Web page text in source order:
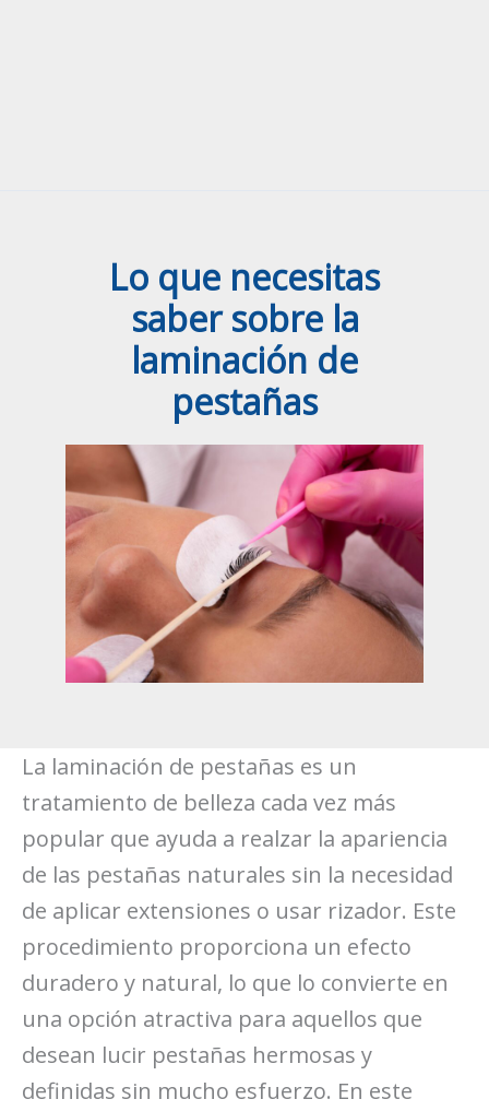
Lo que necesitas
saber sobre la
laminación de
pestañas
La laminación de pestañas es un
tratamiento de belleza cada vez más
popular que ayuda a realzar la apariencia
de las pestañas naturales sin la necesidad
de aplicar extensiones o usar rizador. Este
procedimiento proporciona un efecto
duradero y natural, lo que lo convierte en
una opción atractiva para aquellos que
desean lucir pestañas hermosas y
definidas sin mucho esfuerzo. En este